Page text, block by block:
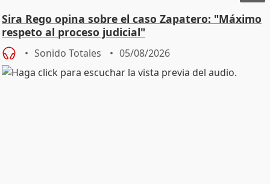
Sira Rego opina sobre el caso Zapatero: "Máximo
respeto al proceso judicial"
Sonido Totales 05/08/2026